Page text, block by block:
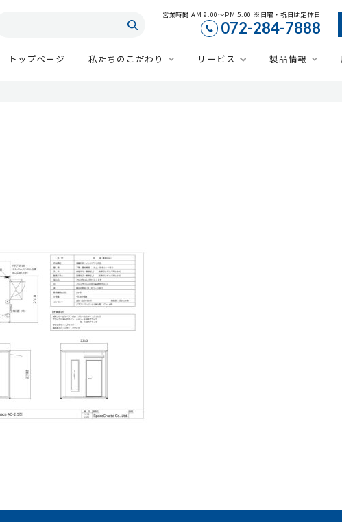
営業時間 AM 9:00～PM 5:00 ※日曜・祝日は定休日
072-284-7888
トップページ 私たちのこだわり サービス 製品情報